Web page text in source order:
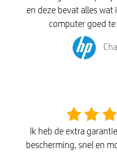
en deze bevat alles
computer goed
Ik heb de extra
bescherming, snel en